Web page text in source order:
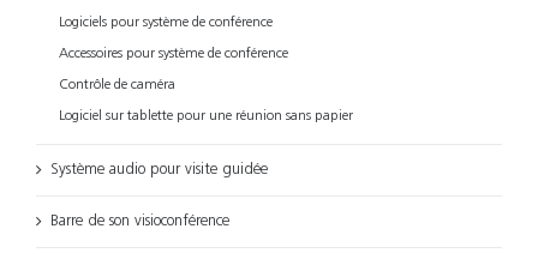
Logiciels pour système de conférence
Accessoires pour système de conférence
Contrôle de caméra
Logiciel sur tablette pour une réunion sans papier
Système audio pour visite guidée
Barre de son visioconférence